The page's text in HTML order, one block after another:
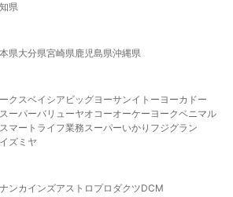
県
県大分県宮崎県鹿児島県沖縄県
クスベイシア ビッグヨーサンイトーヨーカドー
スーパーバリューヤオコーオーケー ヨークベニマル
マート ライフ業務スーパーいかり フジグラン
イズミヤ
ンカインズアストロプロダクツDCM